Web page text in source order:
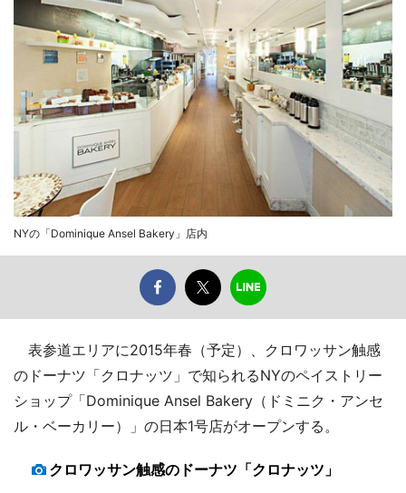
NYの「Dominique Ansel Bakery」店内
表参道エリアに2015年春（予定）、クロワッサン触感
のドーナツ「クロナッツ」で知られるNYのペイストリー
ショップ「Dominique Ansel Bakery（ドミニク・アンセ
ル・ベーカリー）」の日本1号店がオープンする。
クロワッサン触感のドーナツ「クロナッツ」